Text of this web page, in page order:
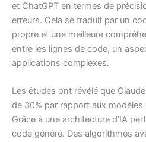
et ChatGPT en termes de
erreurs. Cela se traduit par un
propre et une meilleure
entre les lignes de code, un
applications complexes.
Les études ont révélé que
de 30% par rapport aux
Grâce à une architecture d’IA
code généré. Des algorithmes